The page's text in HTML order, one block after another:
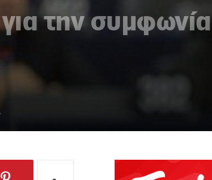
την συμφωνία